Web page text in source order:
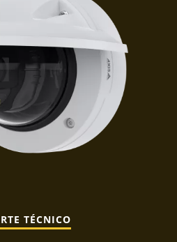
TÉCNICO